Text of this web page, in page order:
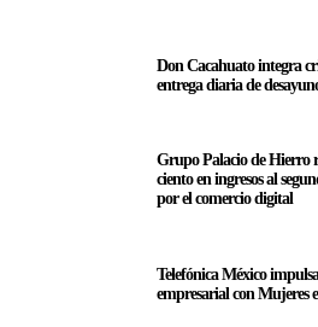
Don Cacahuato integra
entrega diaria de
Grupo Palacio de Hierro
ciento en ingresos al
por el comercio digital
Telefónica México
empresarial con Mujeres